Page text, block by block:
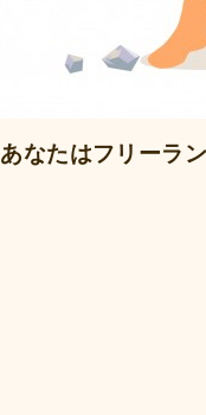
あなたはフリーラ